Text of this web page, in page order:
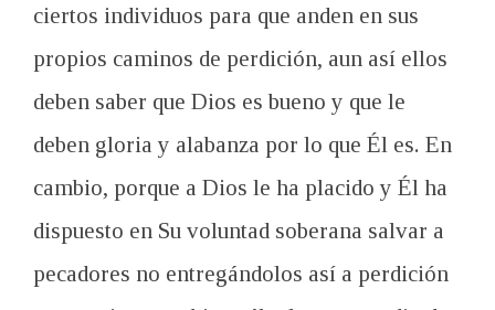
ciertos individuos para que anden en sus
propios caminos de perdición, aun así ellos
deben saber que Dios es bueno y que le
deben gloria y alabanza por lo que Él es. En
cambio, porque a Dios le ha placido y Él ha
dispuesto en Su voluntad soberana salvar a
pecadores no entregándolos así a perdición